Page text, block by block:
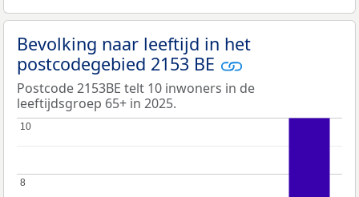
Bevolking naar leeftijd in het
postcodegebied 2153 BE
Postcode 2153BE telt 10 inwoners in de
leeftijdsgroep 65+ in 2025.
8
8
10
10